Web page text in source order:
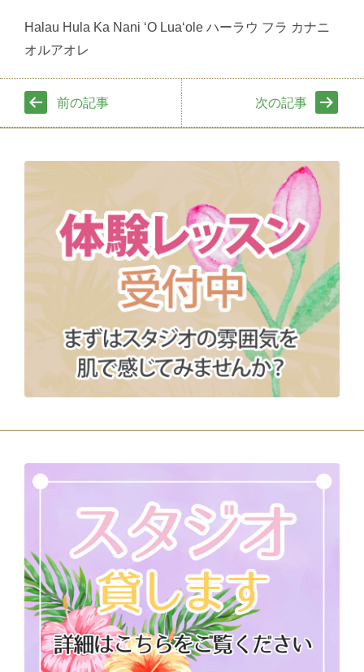
Halau Hula Ka Nani ʻO Luaʻole ハーラウ フラ カナニ
オルアオレ
前の記事 次の記事